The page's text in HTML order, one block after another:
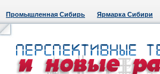
Промышленная Сибирь Ярмарка Сибири